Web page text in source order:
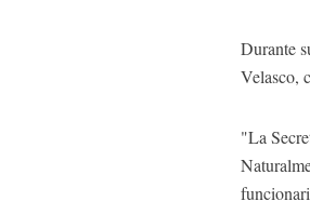
Durante
Velasco,
"La